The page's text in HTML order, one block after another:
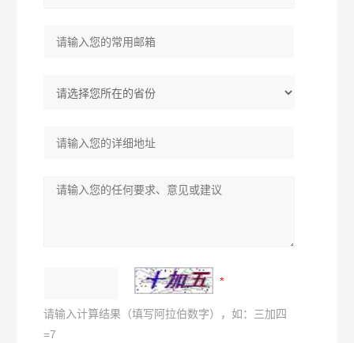
请输入计算结果（填写阿拉伯数字），如：三加四
=7